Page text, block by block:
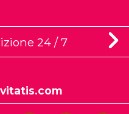
24 / 7